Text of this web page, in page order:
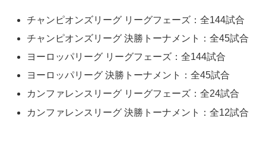
チャンピオンズリーグ リーグフェーズ：全144試合
チャンピオンズリーグ 決勝トーナメント：全45試合
ヨーロッパリーグ リーグフェーズ：全144試合
ヨーロッパリーグ 決勝トーナメント：全45試合
カンファレンスリーグ リーグフェーズ：全24試合
カンファレンスリーグ 決勝トーナメント：全12試合